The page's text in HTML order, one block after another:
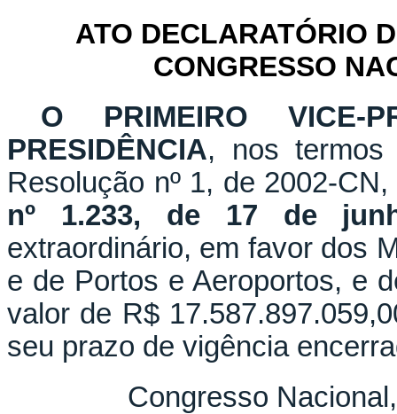
ATO DECLARATÓRIO
CONGRESSO
O PRIMEIRO VICE-
PRESIDÊNCIA, nos
Resolução nº 1, de 2002-
nº 1.233, de 17 de
extraordinário, em favor dos
e de Portos e Aeroportos, e
valor de R$
seu prazo de vigência
Congresso